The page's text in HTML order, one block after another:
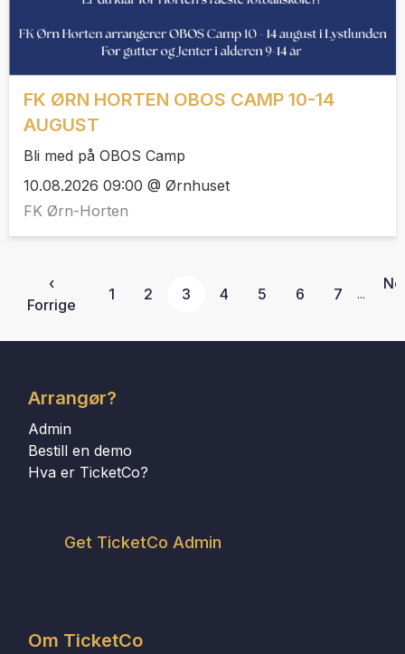
FK ØRN HORTEN OBOS CAMP 10-14
AUGUST
Bli med på OBOS Camp
10.08.2026 09:00 @ Ørnhuset
FK Ørn-Horten
‹
Forrige
1 2 3 4 5 6 7 ...
Arrangør?
Admin
Bestill en demo
Hva er TicketCo?
Get TicketCo Admin
Om TicketCo